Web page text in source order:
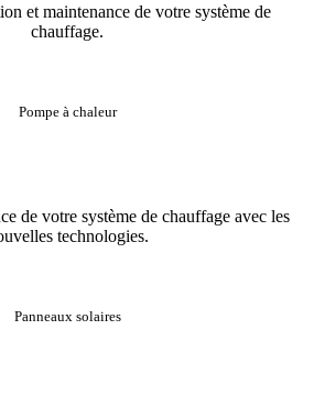
et maintenance de votre système de
chauffage.
Pompe à chaleur
de votre système de chauffage avec les
technologies.
Panneaux solaires